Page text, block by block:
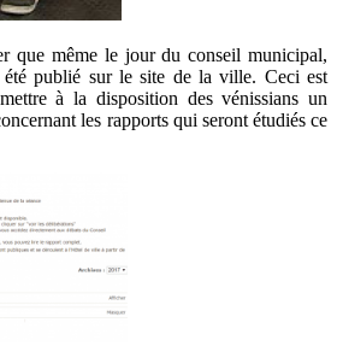
que même le jour du conseil municipal,
publié sur le site de la ville. Ceci est
à la disposition des vénissians un
les rapports qui seront étudiés ce